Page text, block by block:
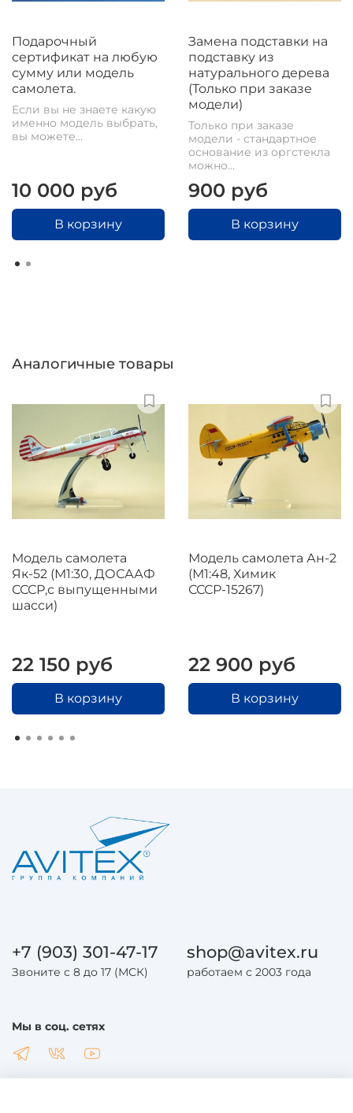
Подарочный
сертификат на любую
сумму или модель
самолета.
Если вы не знаете какую
именно модель выбрать,
вы можете...
10 000 руб
В корзину
Замена подставки на
подставку из
натурального дерева
(Только при заказе
модели)
Только при заказе
модели - стандартное
основание из оргстекла
можно...
900 руб
В корзину
Аналогичные товары
Модель самолета
Як-52 (М1:30, ДОСААФ
СССР,с выпущенными
шасси)
22 150 руб
В корзину
Модель самолета Ан-2
(М1:48, Химик
СССР-15267)
22 900 руб
В корзину
+7 (903) 301-47-17
Звоните с 8 до 17 (МСК)
shop@avitex.ru
работаем с 2003 года
Мы в соц. сетях